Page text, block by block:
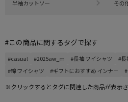
半袖カットソー その
#この商品に関するタグで探す
#casual #2025aw_m #長袖 ワイシャツ #長
#綿 ワイシャツ
#ギフトにおすすめ インナー
※クリックするとタグに関連した商品が表示さ